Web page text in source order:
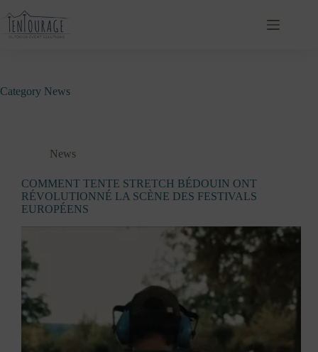
Category News
News
COMMENT TENTE STRETCH BÉDOUIN ONT
RÉVOLUTIONNÉ LA SCÈNE DES FESTIVALS
EUROPÉENS